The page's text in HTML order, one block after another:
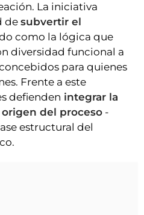
La iniciativa
de subvertir el
como la lógica que
diversidad funcional a
para quienes
Frente a este
defienden integrar la
del proceso -
estructural del